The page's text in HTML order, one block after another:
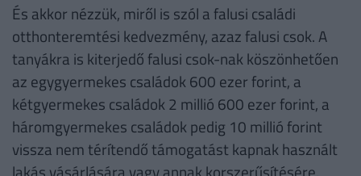
És akkor nézzük, miről is szól a falusi családi
otthonteremtési kedvezmény, azaz falusi csok. A
tanyákra is kiterjedő falusi csok-nak köszönhetően
az egygyermekes családok 600 ezer forint, a
kétgyermekes családok 2 millió 600 ezer forint, a
háromgyermekes családok pedig 10 millió forint
vissza nem térítendő támogatást kapnak használt
lakás vásárlására vagy annak korszerűsítésére,